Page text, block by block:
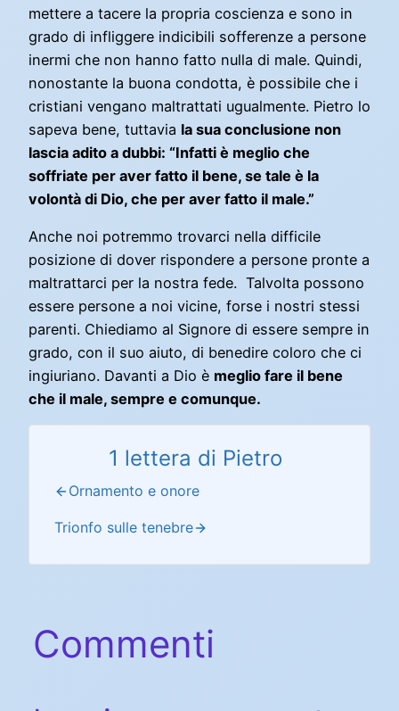
mettere a tacere la propria coscienza e sono in
grado di infliggere indicibili sofferenze a persone
inermi che non hanno fatto nulla di male. Quindi,
nonostante la buona condotta, è possibile che i
cristiani vengano maltrattati ugualmente. Pietro lo
sapeva bene, tuttavia la sua conclusione non
lascia adito a dubbi: “Infatti è meglio che
soffriate per aver fatto il bene, se tale è la
volontà di Dio, che per aver fatto il male.”
Anche noi potremmo trovarci nella difficile
posizione di dover rispondere a persone pronte a
maltrattarci per la nostra fede. Talvolta possono
essere persone a noi vicine, forse i nostri stessi
parenti. Chiediamo al Signore di essere sempre in
grado, con il suo aiuto, di benedire coloro che ci
ingiuriano. Davanti a Dio è meglio fare il bene
che il male, sempre e comunque.
1 lettera di Pietro
Ornamento e onore
Trionfo sulle tenebre
Commenti